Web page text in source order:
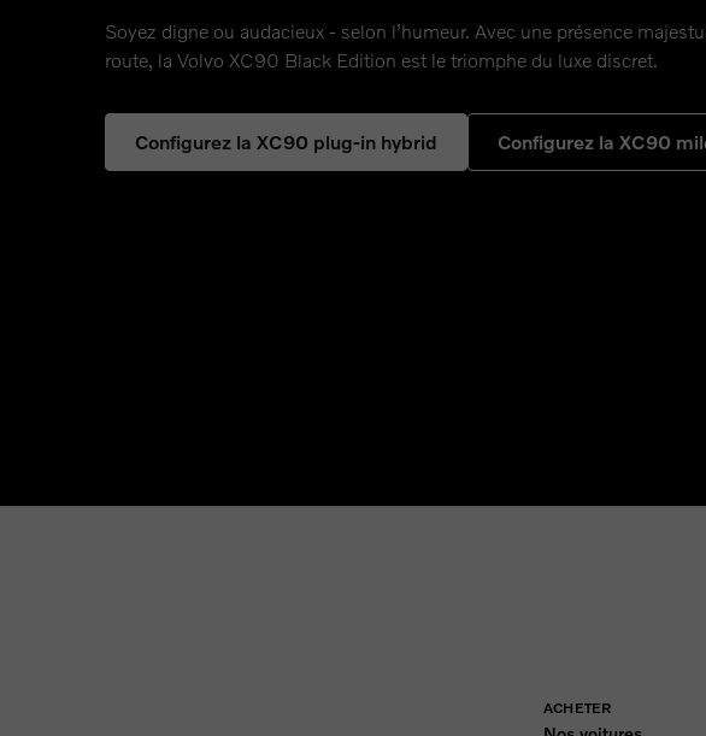
Soyez digne ou audacieux - selon l’humeur. Avec une présence
route, la Volvo XC90 Black Edition est le triomphe du luxe discret.
Configurez la XC90 plug-in hybrid Configurez la XC90
ACHETER